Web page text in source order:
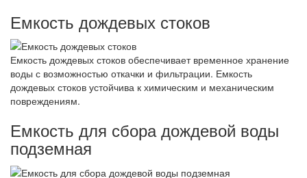
Емкость дождевых стоков
Емкость дождевых стоков обеспечивает временное хранение
воды с возможностью откачки и фильтрации. Емкость
дождевых стоков устойчива к химическим и механическим
повреждениям.
Емкость для сбора дождевой воды
подземная